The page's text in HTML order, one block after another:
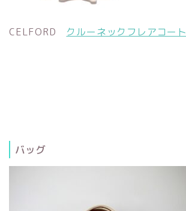
CELFORD クルーネックフレアコート
バッグ